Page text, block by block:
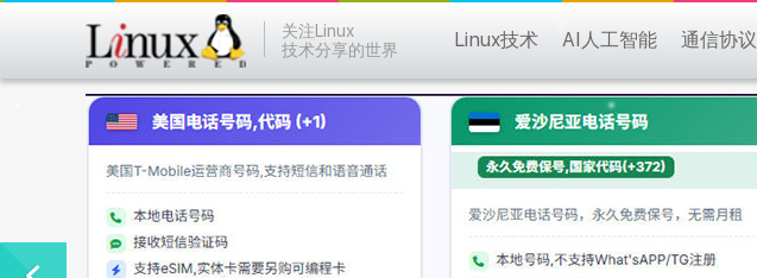
关注Linux
技术分享的世界
Linux技术 AI人工智能 通信协议